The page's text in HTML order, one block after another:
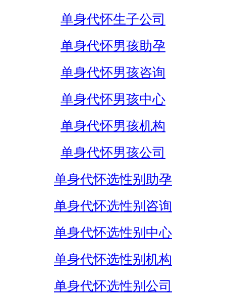
单身代怀生子公司
单身代怀男孩助孕
单身代怀男孩咨询
单身代怀男孩中心
单身代怀男孩机构
单身代怀男孩公司
单身代怀选性别助孕
单身代怀选性别咨询
单身代怀选性别中心
单身代怀选性别机构
单身代怀选性别公司